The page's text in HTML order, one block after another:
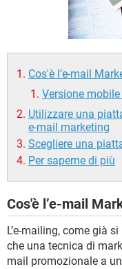
Cos'è l’e-mail
Versione
Utilizzare una
e-mail marketing
Scegliere una
Per saperne di più
Cos'è l’e-mail
L’e-mailing, come già
che una tecnica di
mail promozionale a